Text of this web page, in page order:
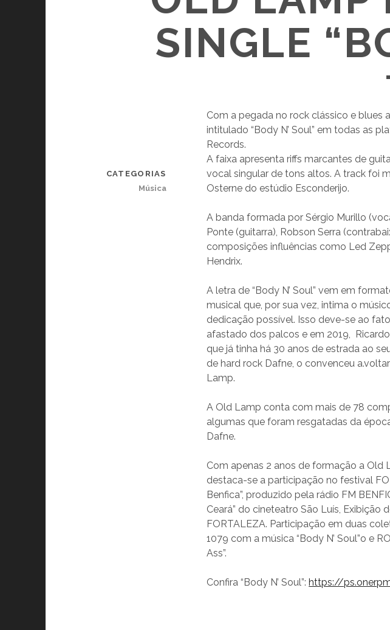
SINGLE
Com a pegada no rock clássico e blues
intitulado “Body N’ Soul” em todas as
Records.
A faixa apresenta riffs marcantes de
vocal singular de tons altos. A track foi
Osterne do estúdio Esconderijo.
A banda formada por Sérgio Murillo
Ponte (guitarra), Robson Serra
composições influências como Led
Hendrix.
A letra de “Body N’ Soul” vem em
musical que, por sua vez, intima o
dedicação possível. Isso deve-se ao
afastado dos palcos e em 2019,
que já tinha há 30 anos de estrada ao
de hard rock Dafne, o convenceu
Lamp.
A Old Lamp conta com mais de 78
algumas que foram resgatadas da
Dafne.
Com apenas 2 anos de formação a Old
destaca-se a participação no festival
Benfica”, produzido pela rádio FM
Ceará” do cineteatro São Luís, Exibição
FORTALEZA. Participação em duas
1079 com a música “Body N’ Soul”o e
Ass”.
Confira “Body N’ Soul”: https://
CATEGORIAS
Música